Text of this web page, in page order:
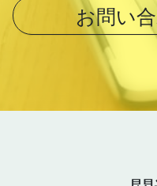
お問い